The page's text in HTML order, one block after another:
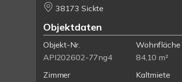
38173 Sickte
Objektdaten
Objekt-Nr.
API202602-77ng4
Wohnfläche
84,10 m²
Zimmer
Kaltmiete